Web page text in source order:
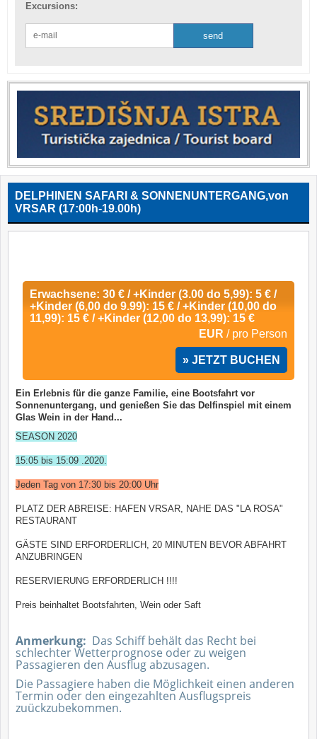
Excursions:
DELPHINEN SAFARI & SONNENUNTERGANG,von
VRSAR (17:00h-19.00h)
Erwachsene: 30 € / +Kinder (3.00 do 5,99): 5 € /
+Kinder (6,00 do 9.99): 15 € / +Kinder (10,00 do
11,99): 15 € / +Kinder (12,00 do 13,99): 15 €
EUR / pro Person
» JETZT BUCHEN
Ein Erlebnis für die ganze Familie, eine Bootsfahrt vor
Sonnenuntergang, und genießen Sie das Delfinspiel mit einem
Glas Wein in der Hand...
SEASON 2020
15:05 bis 15:09 .2020.
Jeden Tag von 17:30 bis 20:00 Uhr
PLATZ DER ABREISE: HAFEN VRSAR, NAHE DAS "LA ROSA"
RESTAURANT
GÄSTE SIND ERFORDERLICH, 20 MINUTEN BEVOR ABFAHRT
ANZUBRINGEN
RESERVIERUNG ERFORDERLICH !!!!
Preis beinhaltet Bootsfahrten, Wein oder Saft
Anmerkung: Das Schiff behält das Recht bei
schlechter Wetterprognose oder zu weigen
Passagieren den Ausflug abzusagen.
Die Passagiere haben die Möglichkeit einen anderen
Termin oder den eingezahlten Ausflugspreis
zuückzubekommen.